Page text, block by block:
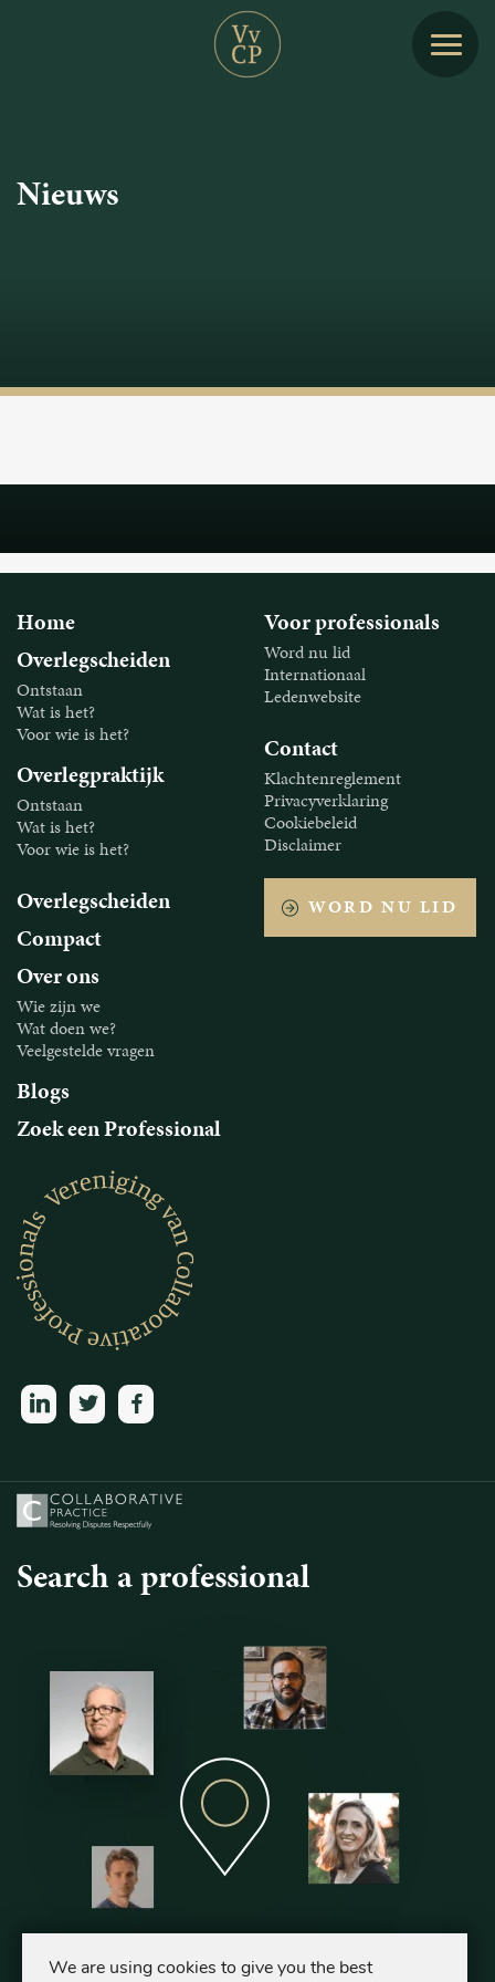
Nieuws
Home
Overlegscheiden
Ontstaan
Wat is het?
Voor wie is het?
Overlegpraktijk
Ontstaan
Wat is het?
Voor wie is het?
Overlegscheiden
Compact
Over ons
Wie zijn we
Wat doen we?
Veelgestelde vragen
Blogs
Zoek een Professional
Voor professionals
Word nu lid
Internationaal
Ledenwebsite
Contact
Klachtenreglement
Privacyverklaring
Cookiebeleid
Disclaimer
WORD NU LID
linkedintwitter facebook
Search a professional
We are using cookies to give you the best